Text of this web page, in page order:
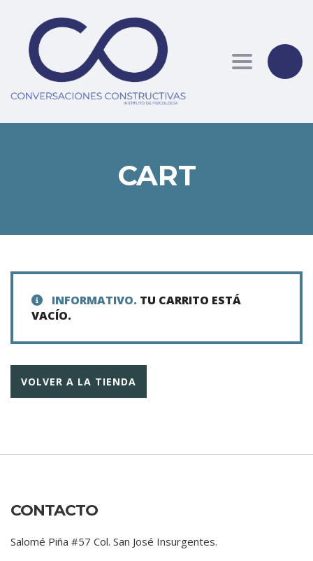
Toggle
CART
INFORMATIVO. TU CARRITO ESTÁ
VACÍO.
VOLVER A LA TIENDA
CONTACTO
Salomé Piña #57 Col. San José Insurgentes.